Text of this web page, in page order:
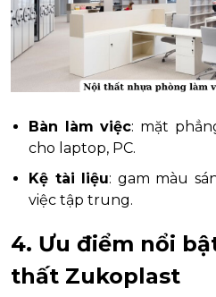
Bàn làm việc: mặt
cho laptop, PC.
Kệ tài liệu: gam màu
việc tập trung.
4. Ưu điểm nổi
thất Zukoplast